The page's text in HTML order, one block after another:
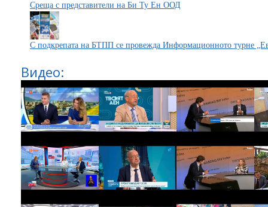
Среща с представители на Би Ту Ен ООД
С подкрепата на БТПП се провежда Информационното турне
Видео: